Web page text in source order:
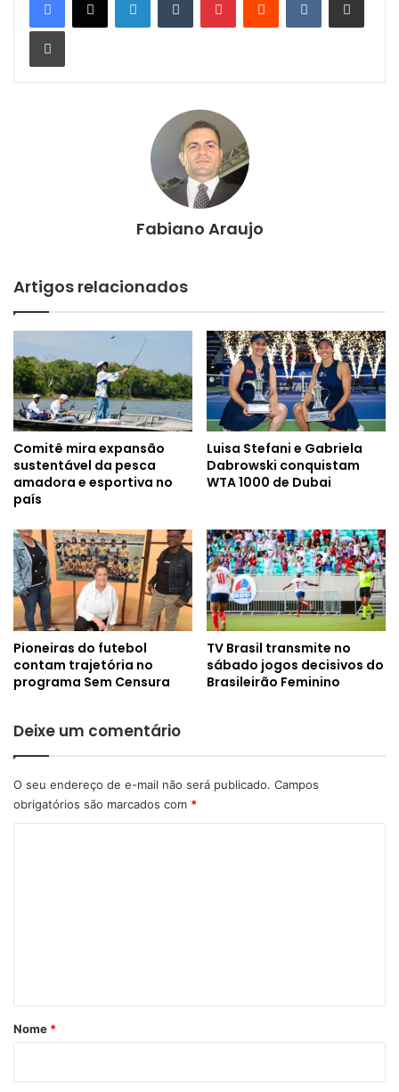
Fabiano Araujo
Artigos relacionados
Comitê mira expansão
sustentável da pesca
amadora e esportiva no
país
Luisa Stefani e Gabriela
Dabrowski conquistam
WTA 1000 de Dubai
Pioneiras do futebol
contam trajetória no
programa Sem Censura
TV Brasil transmite no
sábado jogos decisivos do
Brasileirão Feminino
Deixe um comentário
O seu endereço de e-mail não será publicado. Campos
obrigatórios são marcados com *
rNome *